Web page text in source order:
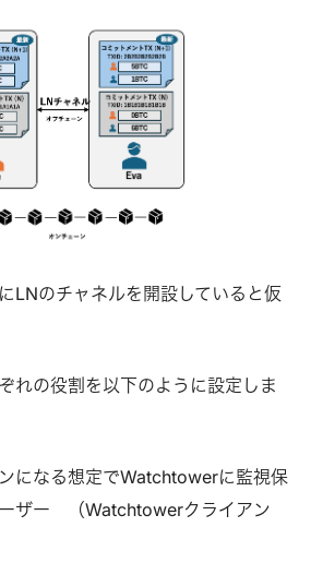
LNのチャネルを開設していると仮
れの役割を以下のように設定しま
になる想定でWatchtowerに監視保
ザー （Watchtowerクライアン